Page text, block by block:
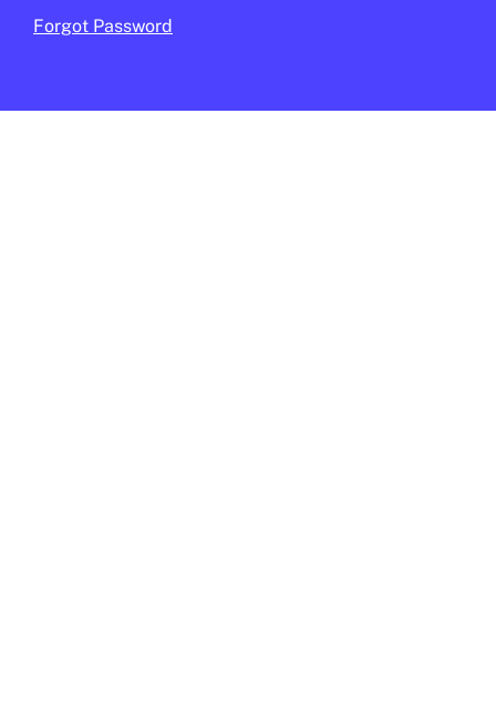
Forgot Password